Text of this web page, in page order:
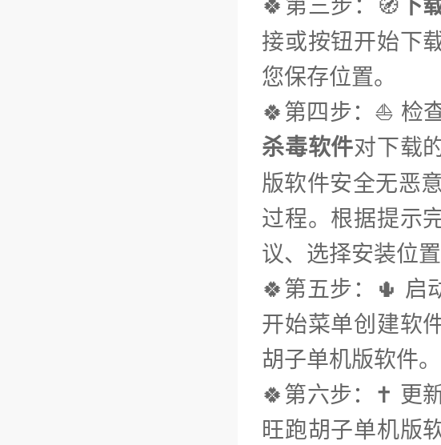
接或按钮开始下
您保存位置。
🍀第四步：⛵️ 检
杀毒软件对下载
版软件安全无恶
过程。根据提示
议、选择安装位
🍀第五步：🌵 启
开始菜单创建软
胡子单机版软件。
🍀第六步：✝️ 更
旺跑胡子单机版